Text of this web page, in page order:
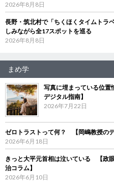
2026年8月8日
長野・筑北村で「ちくほくタイムトラ
しみながら全17スポットを巡る
2026年8月8日
まめ学
写真に埋まっている位
デジタル指南】
2026年7月22日
ゼロトラストって何？ 【岡嶋教授のデ
2026年6月18日
きっと大平元首相は泣いている 【政
治コラム】
2026年6月10日